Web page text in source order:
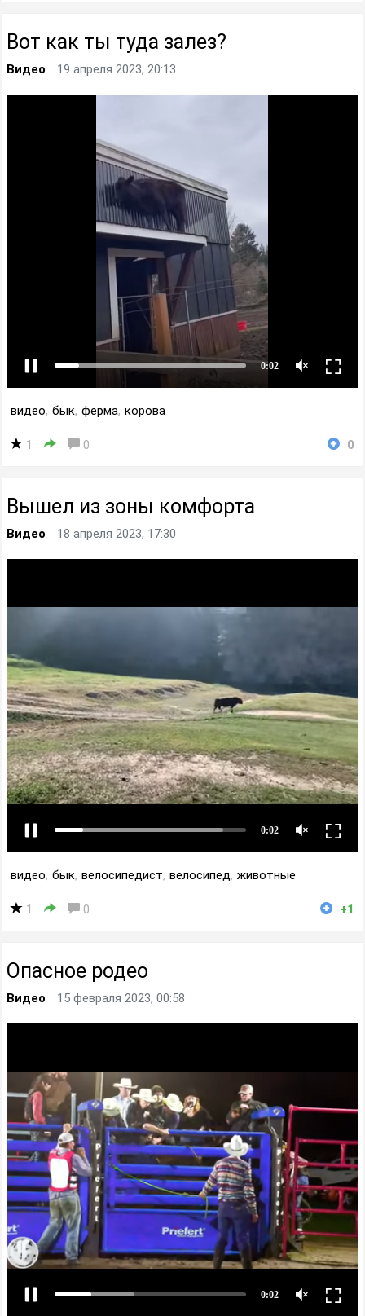
Вот как ты туда залез?
Видео 19 апреля 2023, 20:13
видео, бык, ферма, корова
1 0 0
Вышел из зоны комфорта
Видео 18 апреля 2023, 17:30
видео, бык, велосипедист, велосипед, животные
1 0 +1
Опасное родео
Видео 15 февраля 2023, 00:58